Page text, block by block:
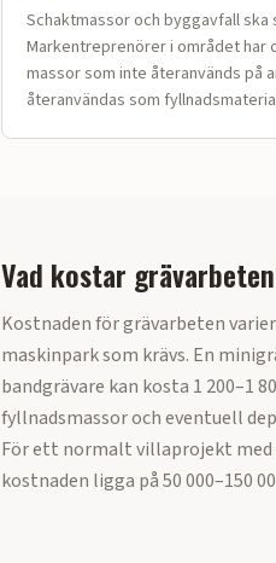
Schaktmassor och bygg­avfall
Markentreprenörer i området har
massor som inte återanvänds på
återanvändas som
Vad kostar
Kostnaden för grävarbeten
maskinpark som krävs. En
bandgrävare kan kosta 1
fyllnadsmassor och eventuell
För ett normalt villaprojekt med
kostnaden ligga på 50 000–150